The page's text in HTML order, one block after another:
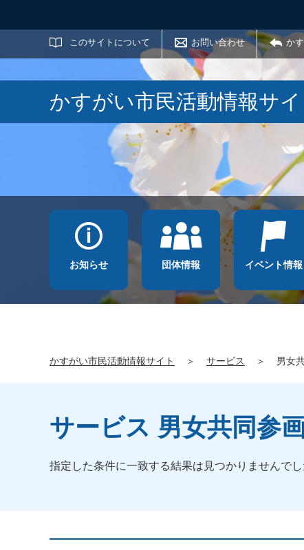
このサイトについて お問い合わせ か
サイト内検索
かすがい市民活動情報サイ
お知らせ 団体情報 イベント情報
かすがい市民活動情報サイト ＞ サービス ＞ 男女
サービス 男女共同参
指定した条件に一致する結果は見つかりませんでし